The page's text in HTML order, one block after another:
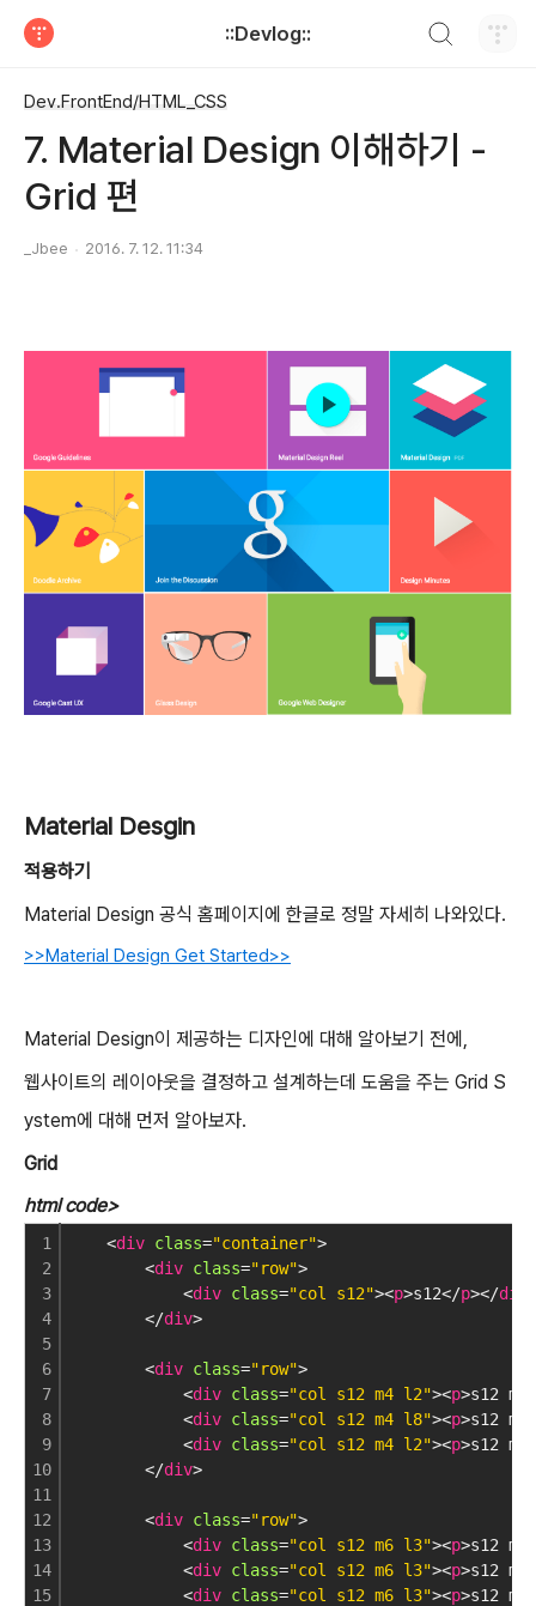
::Devlog::
Dev.FrontEnd/HTML_CSS
7. Material Design 이해하기 -
Grid 편
_Jbee 2016. 7. 12. 11:34
Material Desgin
적용하기
Material Design 공식 홈페이지에 한글로 정말 자세히 나와있다.
>>Material Design Get Started>>
Material Design이 제공하는 디자인에 대해 알아보기 전에,
웹사이트의 레이아웃을 결정하고 설계하는데 도움을 주는 Grid S
ystem에 대해 먼저 알아보자.
Grid
html code>
1
2
3
4
5
6
7
8
9
10
11
12
13
14
15
<div class="container">
<div class="row">
<div class="col s12"><p>s12</p></div
</div>
<div class="row">
<div class="col s12 m4 l2"><p>s12
<div class="col s12 m4 l8"><p>s12
<div class="col s12 m4 l2"><p>s12
</div>
<div class="row">
<div class="col s12 m6 l3"><p>s12
<div class="col s12 m6 l3"><p>s12
<div class="col s12 m6 l3"><p>s12